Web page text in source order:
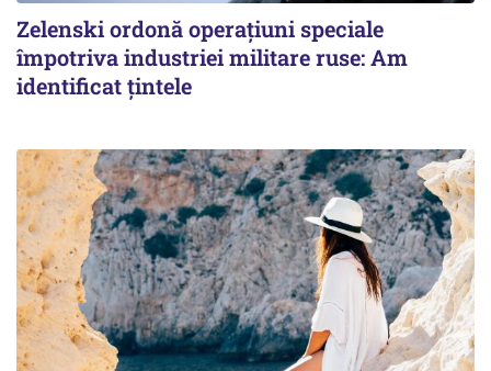
Zelenski ordonă operațiuni speciale
împotriva industriei militare ruse: Am
identificat țintele